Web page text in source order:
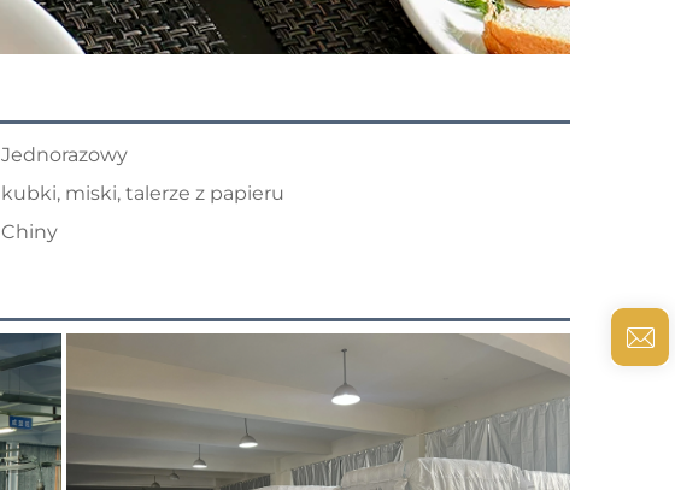
Jednorazowy
kubki, miski, talerze z papieru
Chiny